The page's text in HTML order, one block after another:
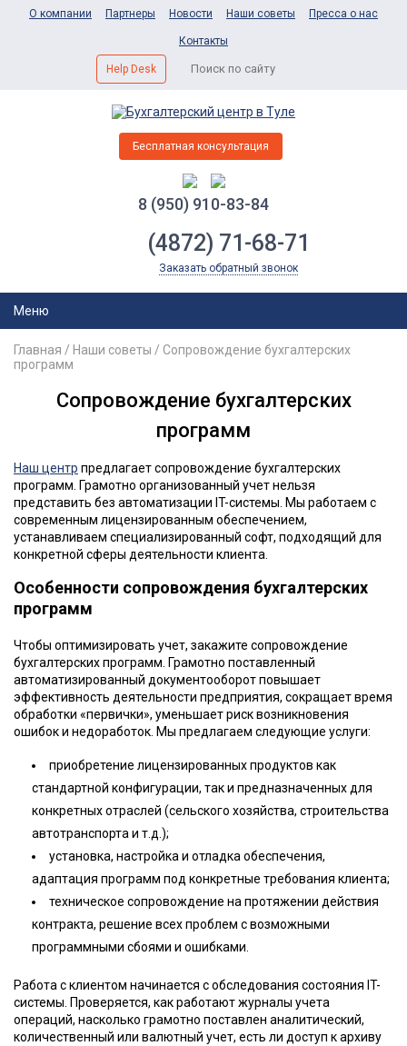
О компании Партнеры Новости Наши советы Пресса о нас
Контакты
Help Desk
Бесплатная консультация
8 (950) 910-83-84
(4872) 71-68-71
Заказать обратный звонок
Меню
Главная / Наши советы / Сопровождение бухгалтерских
программ
Сопровождение бухгалтерских
программ
Наш центр предлагает сопровождение бухгалтерских
программ. Грамотно организованный учет нельзя
представить без автоматизации IT-системы. Мы работаем с
современным лицензированным обеспечением,
устанавливаем специализированный софт, подходящий для
конкретной сферы деятельности клиента.
Особенности сопровождения бухгалтерских
программ
Чтобы оптимизировать учет, закажите сопровождение
бухгалтерских программ. Грамотно поставленный
автоматизированный документооборот повышает
эффективность деятельности предприятия, сокращает время
обработки «первички», уменьшает риск возникновения
ошибок и недоработок. Мы предлагаем следующие услуги:
приобретение лицензированных продуктов как
стандартной конфигурации, так и предназначенных для
конкретных отраслей (сельского хозяйства, строительства
автотранспорта и т.д.);
установка, настройка и отладка обеспечения,
адаптация программ под конкретные требования клиента;
техническое сопровождение на протяжении действия
контракта, решение всех проблем с возможными
программными сбоями и ошибками.
Работа с клиентом начинается с обследования состояния IT-
системы. Проверяется, как работают журналы учета
операций, насколько грамотно поставлен аналитический,
количественный или валютный учет, есть ли доступ к архиву